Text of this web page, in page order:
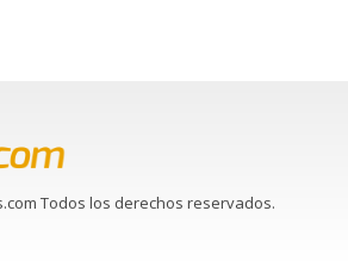
Todos los derechos reservados.